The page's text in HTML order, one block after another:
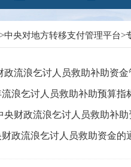
>中央对地方转移支付管理平台>
政流浪乞讨人员救助补助资
流浪乞讨人员救助补助预算
央财政流浪乞讨人员救助补
财政流浪乞讨人员救助资金的